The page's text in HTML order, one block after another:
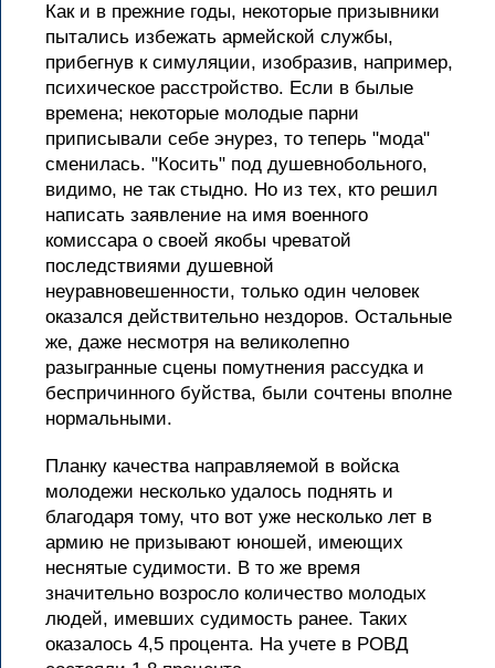
Как и в прежние годы, некоторые призывники
пытались избежать армейской службы,
прибегнув к симуляции, изобразив, например,
психическое расстройство. Если в былые
времена; некоторые молодые парни
приписывали себе энурез, то теперь "мода"
сменилась. "Косить" под душевнобольного,
видимо, не так стыдно. Но из тех, кто решил
написать заявление на имя военного
комиссара о своей якобы чреватой
последствиями душевной
неуравновешенности, только один человек
оказался действительно нездоров. Остальные
же, даже несмотря на великолепно
разыгранные сцены помутнения рассудка и
беспричинного буйства, были сочтены вполне
нормальными.
Планку качества направляемой в войска
молодежи несколько удалось поднять и
благодаря тому, что вот уже несколько лет в
армию не призывают юношей, имеющих
неснятые судимости. В то же время
значительно возросло количество молодых
людей, имевших судимость ранее. Таких
оказалось 4,5 процента. На учете в РОВД